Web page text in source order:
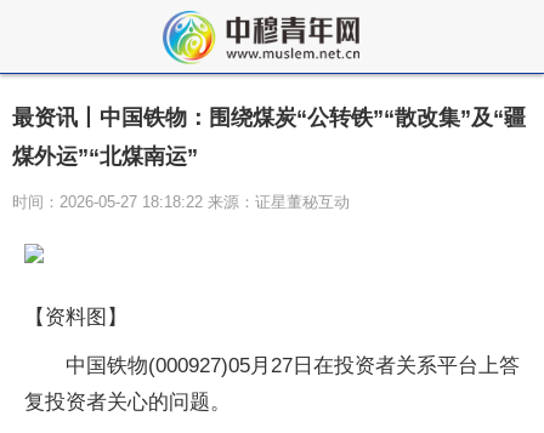
最资讯丨中国铁物：围绕煤炭“公转铁”“散改集”及“疆
煤外运”“北煤南运”
时间：2026-05-27 18:18:22 来源：证星董秘互动
【资料图】
中国铁物(000927)05月27日在投资者关系平台上答
复投资者关心的问题。